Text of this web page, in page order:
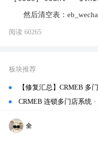
然后清空表：
阅读 60265
板块推荐
【修复汇总】CRMEB 多
CRMEB 连锁多门店系统
CRMEB多店版 v3.1公测
CRMEB 多店版v3.1正式
全